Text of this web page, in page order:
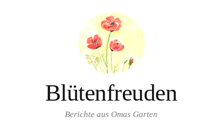
Blütenfreuden
Berichte aus Omas Garten